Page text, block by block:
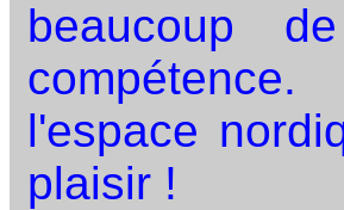
beaucoup
l'espace
plaisir !